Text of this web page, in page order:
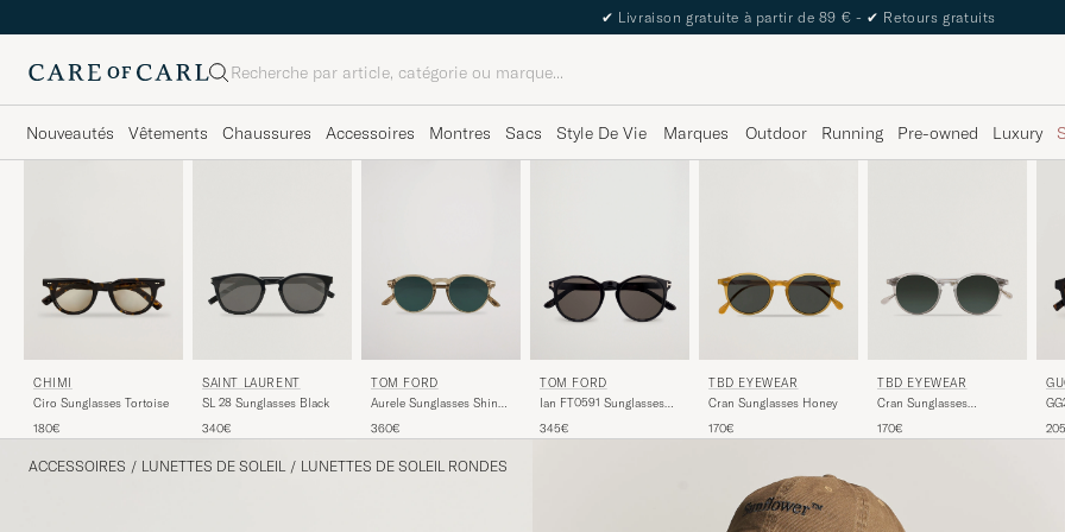
✔ Livraison gratuite à partir de 89 € - ✔ Retours gratuits
Rechercher
Nouveautés Vêtements Chaussures Accessoires Montres Sacs Style De Vie Marques Outdoor Running Pre-owned Luxury
CHIMI
Ciro Sunglasses Tortoise
180€
SAINT LAURENT
SL 28 Sunglasses Black
340€
TOM FORD
Aurele Sunglasses Shiny
360€
TOM FORD
Ian FT0591 Sunglasses
345€
TBD EYEWEAR
Cran Sunglasses Honey
170€
TBD EYEWEAR
Cran Sunglasses
170€
ACCESSOIRES / LUNETTES DE SOLEIL / LUNETTES DE SOLEIL RONDES